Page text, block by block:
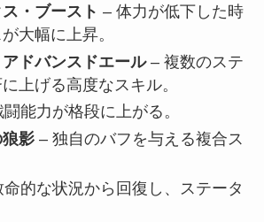
・ブースト – 体力が低下した時
大幅に上昇。
ドバンスドエール– 複数のステ
上げる高度なスキル。
能力が格段に上がる。
影– 独自のバフを与える複合ス
的な状況から回復し、ステータ